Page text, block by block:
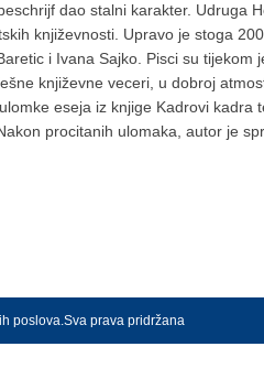
dao stalni karakter. Udruga
književnosti. Upravo je stoga
i Ivana Sajko. Pisci su tijekom
književne veceri, u dobroj
eseja iz knjige Kadrovi kadra
procitanih ulomaka, autor je
poslova.Sva prava pridržana